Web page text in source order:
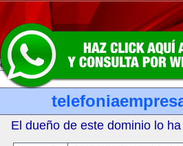
El dueño de este dominio lo